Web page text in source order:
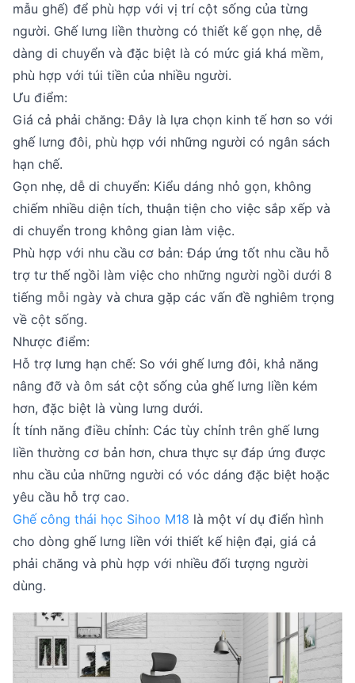
mẫu ghế) để phù hợp với vị trí cột sống của từng
người. Ghế lưng liền thường có thiết kế gọn nhẹ, dễ
dàng di chuyển và đặc biệt là có mức giá khá mềm,
phù hợp với túi tiền của nhiều người.
Ưu điểm:
Giá cả phải chăng: Đây là lựa chọn kinh tế hơn so với
ghế lưng đôi, phù hợp với những người có ngân sách
hạn chế.
Gọn nhẹ, dễ di chuyển: Kiểu dáng nhỏ gọn, không
chiếm nhiều diện tích, thuận tiện cho việc sắp xếp và
di chuyển trong không gian làm việc.
Phù hợp với nhu cầu cơ bản: Đáp ứng tốt nhu cầu hỗ
trợ tư thế ngồi làm việc cho những người ngồi dưới 8
tiếng mỗi ngày và chưa gặp các vấn đề nghiêm trọng
về cột sống.
Nhược điểm:
Hỗ trợ lưng hạn chế: So với ghế lưng đôi, khả năng
nâng đỡ và ôm sát cột sống của ghế lưng liền kém
hơn, đặc biệt là vùng lưng dưới.
Ít tính năng điều chỉnh: Các tùy chỉnh trên ghế lưng
liền thường cơ bản hơn, chưa thực sự đáp ứng được
nhu cầu của những người có vóc dáng đặc biệt hoặc
yêu cầu hỗ trợ cao.
Ghế công thái học Sihoo M18 là một ví dụ điển hình
cho dòng ghế lưng liền với thiết kế hiện đại, giá cả
phải chăng và phù hợp với nhiều đối tượng người
dùng.